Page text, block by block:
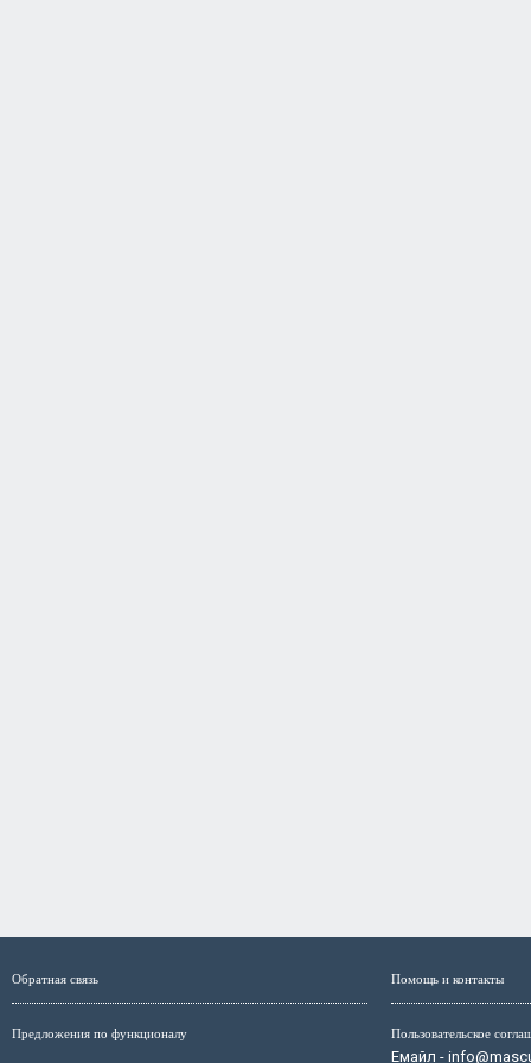
Обратная связь
Предложения по функционалу
Помощь и контакты
Пользовательское
Емайл -